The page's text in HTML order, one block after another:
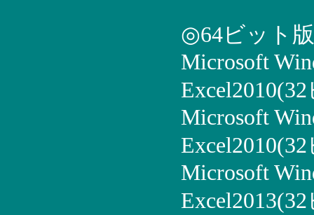
◎64ビット
Microsoft
Microsoft
Microsoft